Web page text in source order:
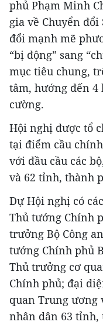
phủ Phạm Minh
gia về Chuyển
đổi mạnh mẽ
“bị động” sang
mục tiêu chung,
tâm, hướng đến 4
cường.
Hội nghị được tổ
tại điểm cầu
với đầu cầu các
và 62 tỉnh, thành
Dự Hội nghị có
Thủ tướng Chính
trưởng Bộ Công
tướng Chính phủ
Thủ trưởng cơ
Chính phủ; đại
quan Trung ương
nhân dân 63 tỉnh,